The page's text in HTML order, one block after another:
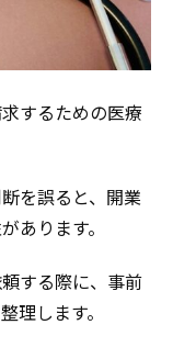
するための医療
を誤ると、開業
あります。
する際に、事前
理します。